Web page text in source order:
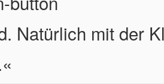
Natürlich mit der